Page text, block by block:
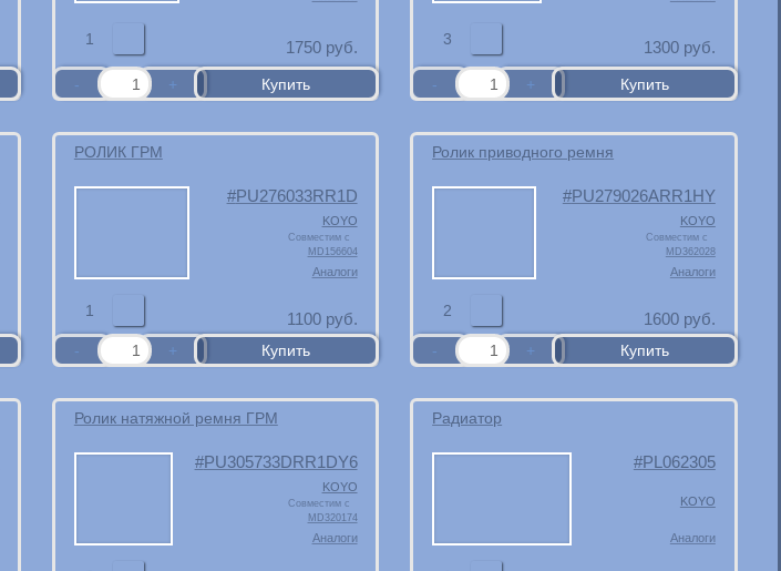
1 1750руб. 3 1300руб.
РОЛИК ГРМ
PU276033RR1D
KOYO
Совместим с
MD156604
Аналоги
1 1100руб.
Ролик приводного ремня
PU279026ARR1HY
KOYO
Совместим с
MD362028
Аналоги
2 1600руб.
Ролик натяжной ремня ГРМ
PU305733DRR1DY6
KOYO
Совместим с
MD320174
Аналоги
Радиатор
PL062305
KOYO
Аналоги